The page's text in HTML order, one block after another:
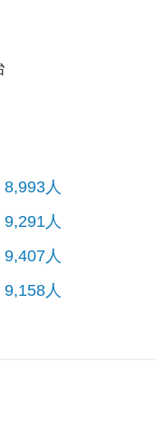
8,993人
9,291人
9,407人
9,158人